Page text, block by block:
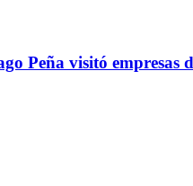
Peña visitó